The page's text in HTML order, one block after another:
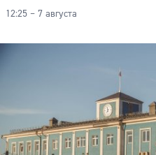
12:25 – 7 августа